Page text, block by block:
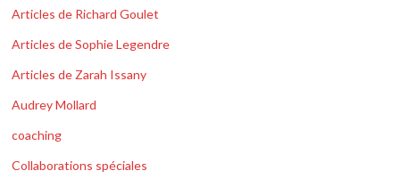
Articles de Richard Goulet
Articles de Sophie Legendre
Articles de Zarah Issany
Audrey Mollard
coaching
Collaborations spéciales